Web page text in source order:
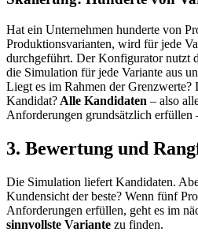
Hat ein Unternehmen hunderte von
Produktionsvarianten, wird für jede
durchgeführt. Der Konfigurator nutzt
die Simulation für jede Variante aus
Liegt es im Rahmen der Grenzwerte?
Kandidat? Alle Kandidaten – also
Anforderungen grundsätzlich erfüllen
3. Bewertung und
Die Simulation liefert Kandidaten.
Kundensicht der beste? Wenn fünf
Anforderungen erfüllen, geht es im
sinnvollste Variante zu finden.